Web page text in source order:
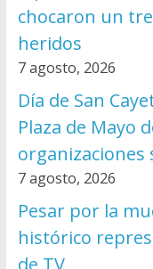
chocaron un
heridos
7 agosto, 2026
Día de San
Plaza de Mayo
organizaciones
7 agosto, 2026
Pesar por la
histórico